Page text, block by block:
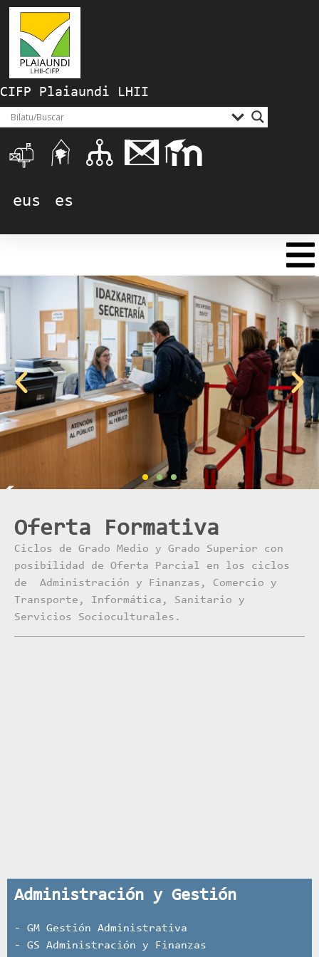
CIFP Plaiaundi LHII
eus es
Oferta Formativa
Ciclos de Grado Medio y Grado Superior con
posibilidad de Oferta Parcial en los ciclos
de Administración y Finanzas, Comercio y
Transporte, Informática, Sanitario y
Servicios Socioculturales.
Administración y Gestión
- GM Gestión Administrativa
- GS Administración y Finanzas